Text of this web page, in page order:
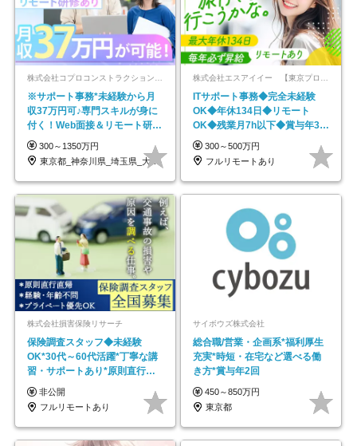
※サポート事務*未経験から月
収37万円可♪専門スキルが身に
付く！Web面接＆リモート研修
も充実♪/a
300～1350万円
東京都_神奈川県_埼玉県_大阪府_愛知県…
ITサポート事務◆完全未経験
OK◆年休134日◆リモート
OK◆残業月7h以下◆賞与年3回
◆5年目まで必ず昇給
300～500万円
フルリモートあり
株式会社損害保険リサーチ
保険調査スタッフ◆未経験
OK*30代～60代活躍*丁寧な講
習・サポートあり*原則直行直
帰／全国募集・業務委託
非公開
フルリモートあり
サイボウズ株式会社
総合職/営業・企画系*福利厚生
充実*時短・在宅など選べる働
き方*賞与年2回
450～850万円
東京都